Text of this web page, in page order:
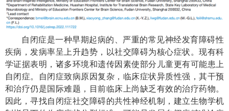
自闭症是一种早期起病的、严重的常见神经发育障碍性
疾病，发病率呈上升趋势，以社交障碍为核心症状。现有科
学证据表明，诸多环境和遗传因素使部分儿童更有可能患上
自闭症。自闭症致病原因复杂，临床症状异质性强，其干预
和治疗仍是国际难题，目前临床上尚缺乏有效的治疗药物。
因此，寻找自闭症社交障碍的共性神经机制，建立生物学机